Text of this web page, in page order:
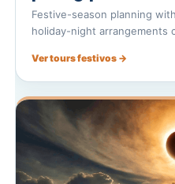
Festive-season planning
holiday-night arrangements
Ver tours festivos →